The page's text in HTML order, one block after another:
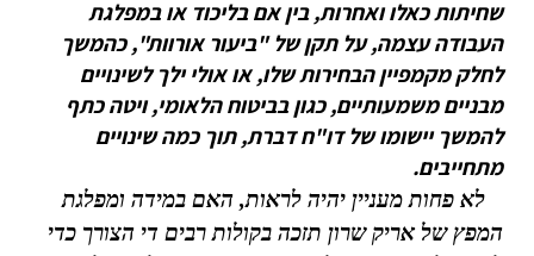
שחיתות כאלו ואחרות, בין אם בליכוד או במפלגת
העבודה עצמה, על תקן של "ביעור אורוות", כהמשך
לחלק מקמפיין הבחירות שלו, או אולי ילך לשינויים
מבניים משמעותיים, כגון בביטוח הלאומי, ויטה כתף
להמשך יישומו של דו"ח דברת, תוך כמה שינויים
מתחייבים.
לא פחות מעניין יהיה לראות, האם במידה ומפלגת
המפץ של אריק שרון תזכה בקולות רבים די הצורך כדי